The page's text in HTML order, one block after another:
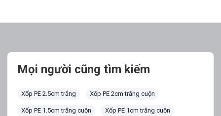
Mọi người cũng tìm kiếm
Xốp PE 2.5cm trắng Xốp PE 2cm trắng cuộn
Xốp PE 1.5cm trắng cuộn Xốp PE 1cm trắng cuộn